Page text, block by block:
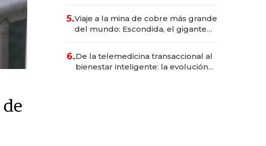
5.Viaje a la mina de cobre más grande
del mundo: Escondida, el gigante
6.De la telemedicina transaccional al
bienestar inteligente: la evolución